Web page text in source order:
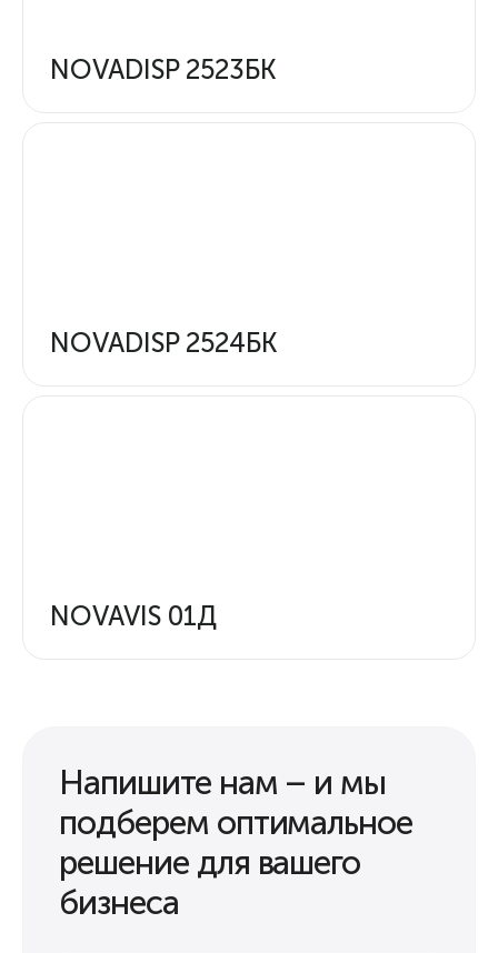
NOVADISP 2523БК
NOVADISP 2524БК
NOVAVIS 01Д
Напишите нам – и мы
подберем оптимальное
решение для вашего
бизнеса